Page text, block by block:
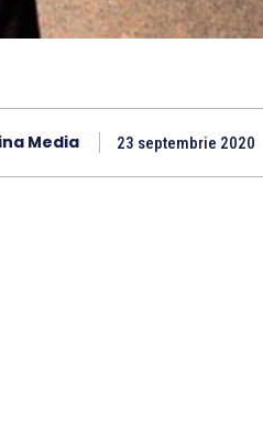
Media 23 septembrie 2020